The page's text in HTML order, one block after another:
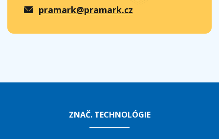
pramark@pramark.cz
ZNAČ. TECHNOLÓGIE